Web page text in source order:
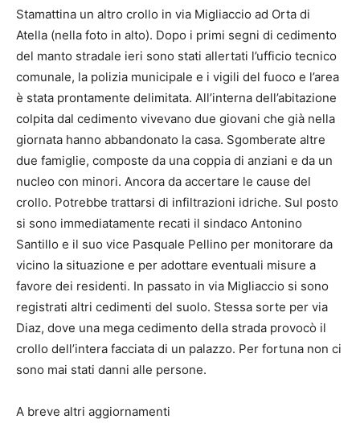
Stamattina un altro crollo in via Migliaccio ad Orta di
Atella (nella foto in alto). Dopo i primi segni di cedimento
del manto stradale ieri sono stati allertati l’ufficio tecnico
comunale, la polizia municipale e i vigili del fuoco e l’area
è stata prontamente delimitata. All’interna dell’abitazione
colpita dal cedimento vivevano due giovani che già nella
giornata hanno abbandonato la casa. Sgomberate altre
due famiglie, composte da una coppia di anziani e da un
nucleo con minori. Ancora da accertare le cause del
crollo. Potrebbe trattarsi di infiltrazioni idriche. Sul posto
si sono immediatamente recati il sindaco Antonino
Santillo e il suo vice Pasquale Pellino per monitorare da
vicino la situazione e per adottare eventuali misure a
favore dei residenti. In passato in via Migliaccio si sono
registrati altri cedimenti del suolo. Stessa sorte per via
Diaz, dove una mega cedimento della strada provocò il
crollo dell’intera facciata di un palazzo. Per fortuna non ci
sono mai stati danni alle persone.
A breve altri aggiornamenti